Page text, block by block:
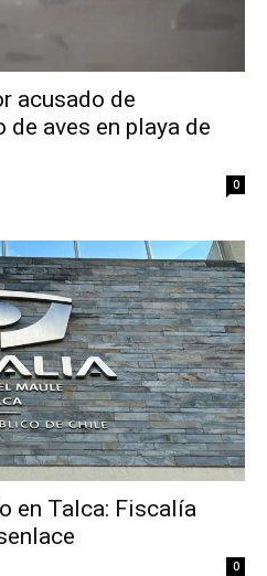
acusado de
aves en playa de
0
en Talca: Fiscalía
0